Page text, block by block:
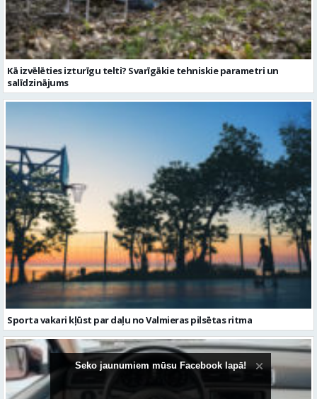
Kā izvēlēties izturīgu telti? Svarīgākie tehniskie parametri un
salīdzinājums
Sporta vakari kļūst par daļu no Valmieras pilsētas ritma
Seko jaunumiem mūsu Facebook lapā!